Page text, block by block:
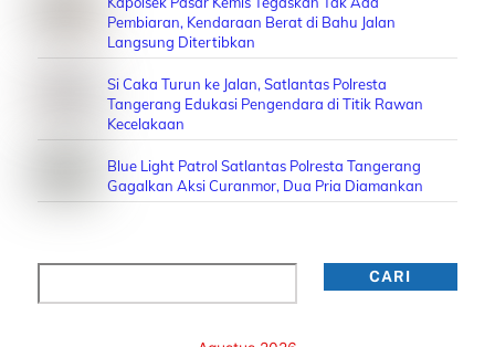
Pembiaran, Kendaraan Berat di Bahu Jalan
Langsung Ditertibkan
Si Caka Turun ke Jalan, Satlantas Polresta
Tangerang Edukasi Pengendara di Titik Rawan
Kecelakaan
Blue Light Patrol Satlantas Polresta Tangerang
Gagalkan Aksi Curanmor, Dua Pria Diamankan
CARI